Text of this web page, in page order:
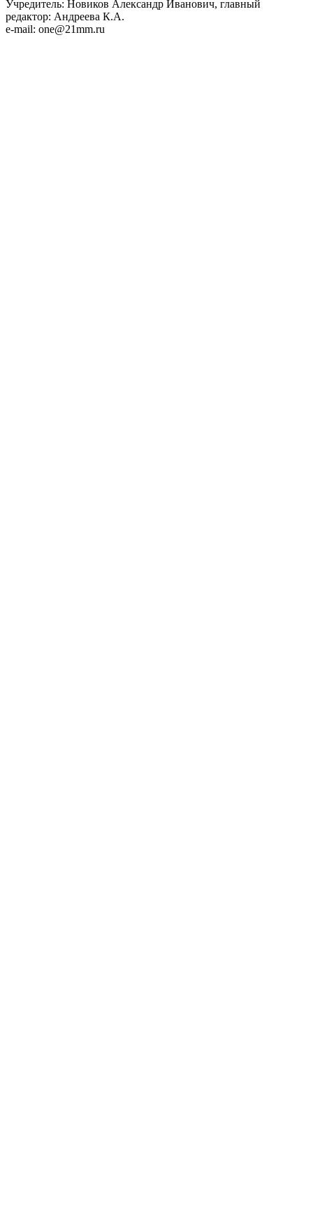
Учредитель: Новиков Александр Иванович, главный
редактор: Андреева К.А.
e-mail: one@21mm.ru